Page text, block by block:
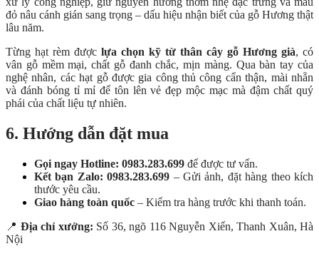
đỏ nâu cánh gián sang trọng – dấu hiệu nhận biết của gỗ Hương thật
lâu năm.
Từng hạt rèm được lựa chọn kỹ từ thân cây gỗ Hương già, có
vân gỗ mềm mại, chất gỗ đanh chắc, mịn màng. Qua bàn tay của
nghệ nhân, các hạt gỗ được gia công thủ công cẩn thận, mài nhẵn
và đánh bóng tỉ mỉ để tôn lên vẻ đẹp mộc mạc mà đậm chất quý
phái của chất liệu tự nhiên.
6. Hướng dẫn đặt mua
Gọi ngay Hotline: 0983.283.699 để được tư vấn.
Kết bạn Zalo: 0983.283.699 – Gửi ảnh, đặt hàng theo kích
thước yêu cầu.
Giao hàng toàn quốc – Kiểm tra hàng trước khi thanh toán.
📍 Địa chỉ xưởng: Số 36, ngõ 116 Nguyễn Xiển, Thanh Xuân, Hà
Nội